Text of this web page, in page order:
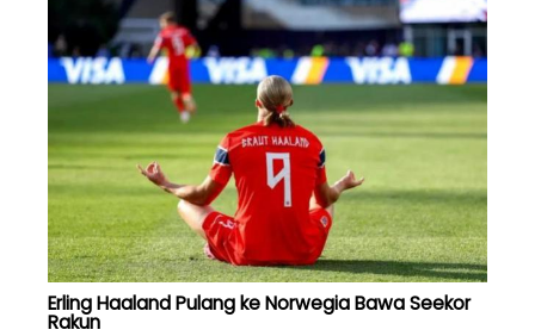
Erling Haaland Pulang ke Norwegia Bawa Seekor
Rakun